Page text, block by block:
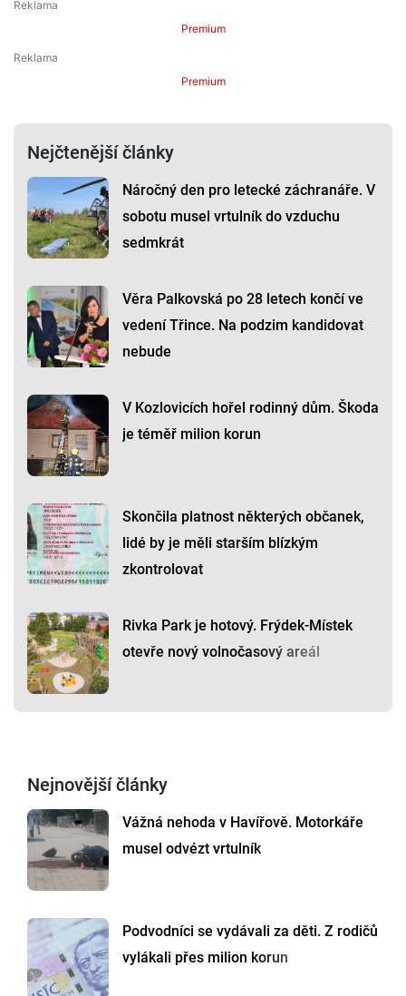
Premium
Premium
Nejčtenější články
Náročný den pro letecké záchranáře. V
sobotu musel vrtulník do vzduchu
sedmkrát
Věra Palkovská po 28 letech končí ve
vedení Třince. Na podzim kandidovat
nebude
V Kozlovicích hořel rodinný dům. Škoda
je téměř milion korun
Skončila platnost některých občanek,
lidé by je měli starším blízkým
zkontrolovat
Rivka Park je hotový. Frýdek-Místek
otevře nový volnočasový areál
Nejnovější články
Vážná nehoda v Havířově. Motorkáře
musel odvézt vrtulník
Podvodníci se vydávali za děti. Z rodičů
vylákali přes milion korun